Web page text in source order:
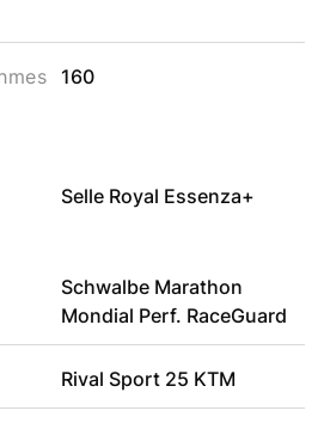
160
Selle Royal Essenza+
Schwalbe Marathon
Mondial Perf. RaceGuard
Rival Sport 25 KTM